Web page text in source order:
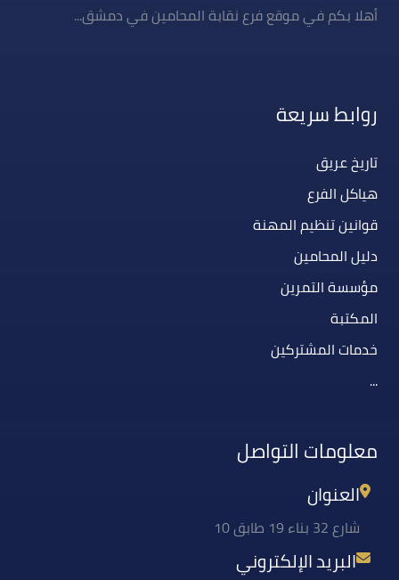
أهلا بكم في موقع فرع نقابة المحامين في دمشق...
روابط سريعة
تاريخ عريق
هياكل الفرع
قوانين تنظيم المهنة
دليل المحامين
مؤسسة التمرين
المكتبة
خدمات المشتركين
...
معلومات التواصل
العنوان
شارع 32 بناء 19 طابق 10
البريد الإلكتروني